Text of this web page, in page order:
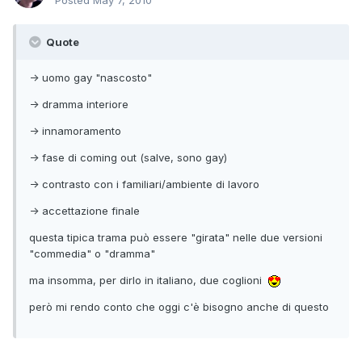
Quote
-> uomo gay "nascosto"
-> dramma interiore
-> innamoramento
-> fase di coming out (salve, sono gay)
-> contrasto con i familiari/ambiente di lavoro
-> accettazione finale
questa tipica trama può essere "girata" nelle due versioni
"commedia" o "dramma"
ma insomma, per dirlo in italiano, due coglioni
però mi rendo conto che oggi c'è bisogno anche di questo